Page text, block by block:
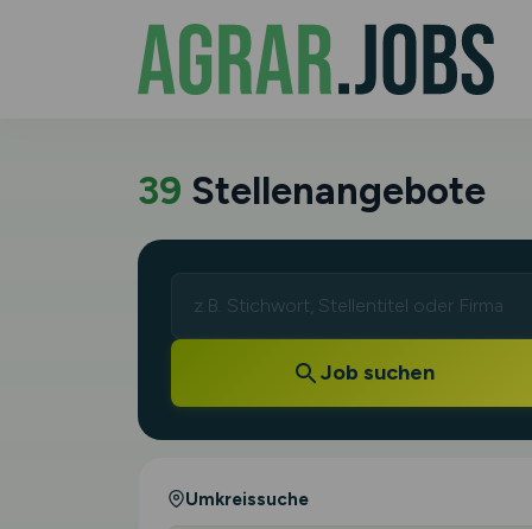
39 Stellenangebote
Job suchen
Umkreissuche